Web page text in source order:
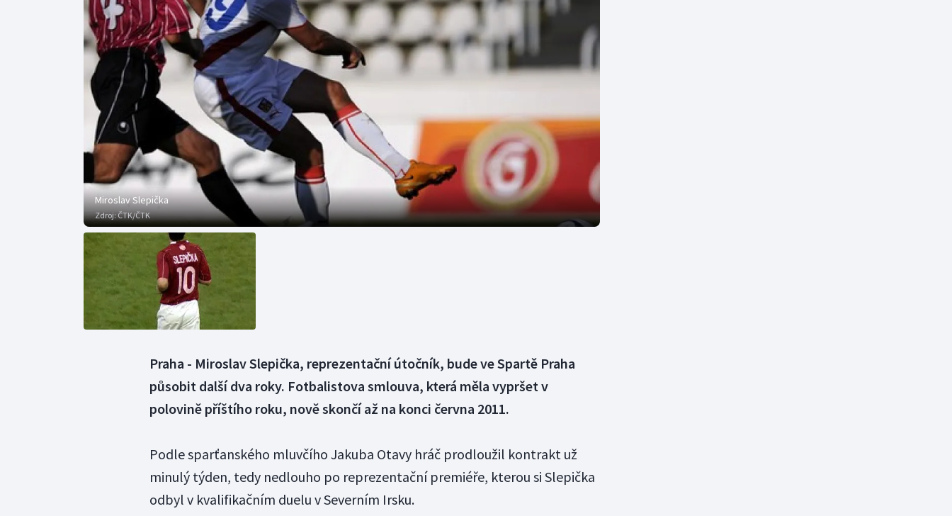
Curling
Dostihy
Florbal
Futsal
Golf
Gymnastika
Moderní pětiboj
Motorsport
Olympijské hry
Plavání
Plážový volejbal
Triatlon
Vodní slalom
Ostatní
Miroslav Slepička
Zdroj:ČTK/ČTK
Praha - Miroslav Slepička, reprezentační útočník, bude ve Spartě Praha
působit další dva roky. Fotbalistova smlouva, která měla vypršet v
polovině příštího roku, nově skončí až na konci června 2011.
Podle sparťanského mluvčího Jakuba Otavy hráč prodloužil kontrakt už
minulý týden, tedy nedlouho po reprezentační premiéře, kterou si Slepička
odbyl v kvalifikačním duelu v Severním Irsku.